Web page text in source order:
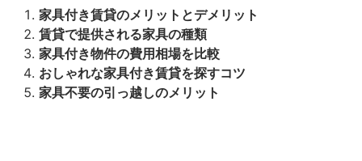
家具付き賃貸のメリットとデメリット
賃貸で提供される家具の種類
家具付き物件の費用相場を比較
おしゃれな家具付き賃貸を探すコツ
家具不要の引っ越しのメリット